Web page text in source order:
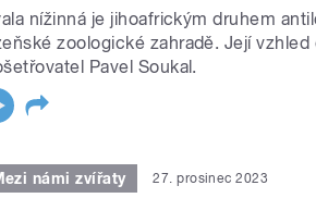
nížinná je jihoafrickým druhem
zoologické zahradě. Její
Pavel Soukal.
námi zvířaty 27. prosinec 2023